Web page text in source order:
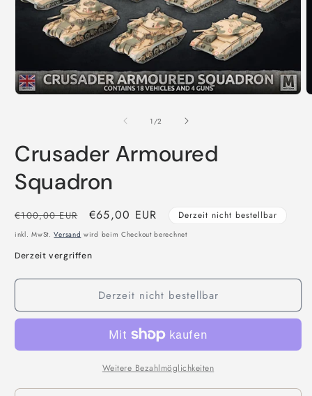
1 /von
2
Crusader Armoured
Squadron
Normaler
Preis
€100,00 EUR Verkaufspreis
€65,00 EUR Derzeit nicht bestellbar
inkl. MwSt.Versand wird beim Checkout berechnet
Derzeit vergriffen
Derzeit nicht bestellbar
Weitere Bezahlmöglichkeiten